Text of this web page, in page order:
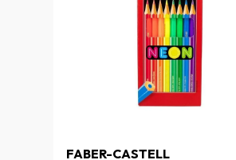
FABER-CASTELL